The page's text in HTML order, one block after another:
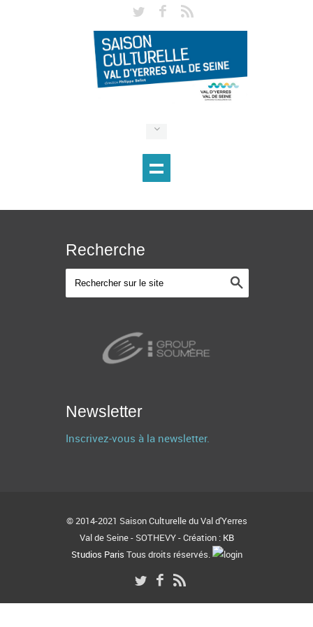
Recherche
Newsletter
Inscrivez-vous à la newsletter.
© 2014-2021 Saison Culturelle du Val d'Yerres
Val de Seine - SOTHEVY - Création : KB
Studios Paris Tous droits réservés.